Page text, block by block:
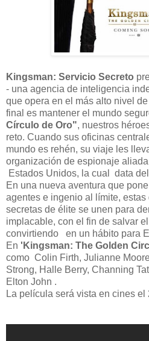
Kingsman: Servicio Secreto
- una agencia de inteligencia
que opera en el más alto nivel
final es mantener el mundo
Círculo de Oro", nuestros
reto. Cuando sus oficinas
mundo es rehén, su viaje les
organización de espionaje
Estados Unidos, la cual data
En una nueva aventura que
agentes e ingenio al límite,
secretas de élite se unen para
implacable, con el fin de salvar
convirtiendo en un hábito para
En 'Kingsman: The Golden
como Colin Firth, Julianne
Strong, Halle Berry, Channing
Elton John .
La película será vista en cines el